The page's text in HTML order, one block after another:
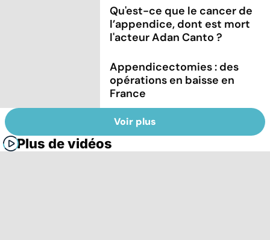
Qu'est-ce que le cancer de
l’appendice, dont est mort
l'acteur Adan Canto ?
Appendicectomies : des
opérations en baisse en
France
Voir plus
Plus de vidéos